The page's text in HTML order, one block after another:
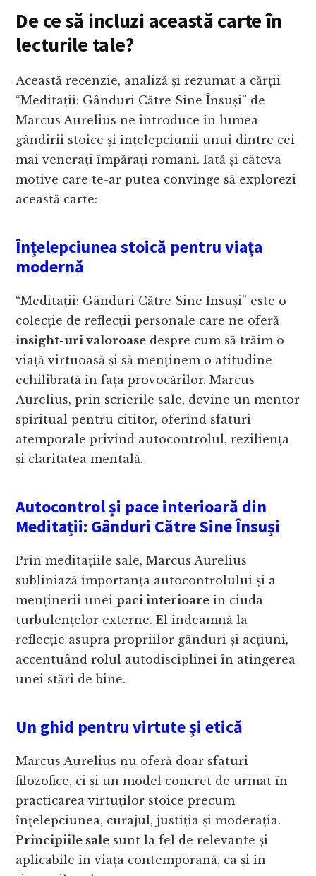
De ce să incluzi această carte în
lecturile tale?
Această recenzie, analiză și rezumat a cărții
“Meditații: Gânduri Către Sine Însuși” de
Marcus Aurelius ne introduce în lumea
gândirii stoice și înțelepciunii unui dintre cei
mai venerați împărați romani. Iată și câteva
motive care te-ar putea convinge să explorezi
această carte:
Înțelepciunea stoică pentru viața
modernă
“Meditații: Gânduri Către Sine Însuși” este o
colecție de reflecții personale care ne oferă
insight-uri valoroase despre cum să trăim o
viață virtuoasă și să menținem o atitudine
echilibrată în fața provocărilor. Marcus
Aurelius, prin scrierile sale, devine un mentor
spiritual pentru cititor, oferind sfaturi
atemporale privind autocontrolul, reziliența
și claritatea mentală.
Autocontrol și pace interioară din
Meditații: Gânduri Către Sine Însuși
Prin meditațiile sale, Marcus Aurelius
subliniază importanța autocontrolului și a
menținerii uneipaci interioare în ciuda
turbulențelor externe. El îndeamnă la
reflecție asupra propriilor gânduri și acțiuni,
accentuând rolul autodisciplinei în atingerea
unei stări de bine.
Un ghid pentru virtute și etică
Marcus Aurelius nu oferă doar sfaturi
filozofice, ci și un model concret de urmat în
practicarea virtuților stoice precum
înțelepciunea, curajul, justiția și moderația.
Principiile sale sunt la fel de relevante și
aplicabile în viața contemporană, ca și în